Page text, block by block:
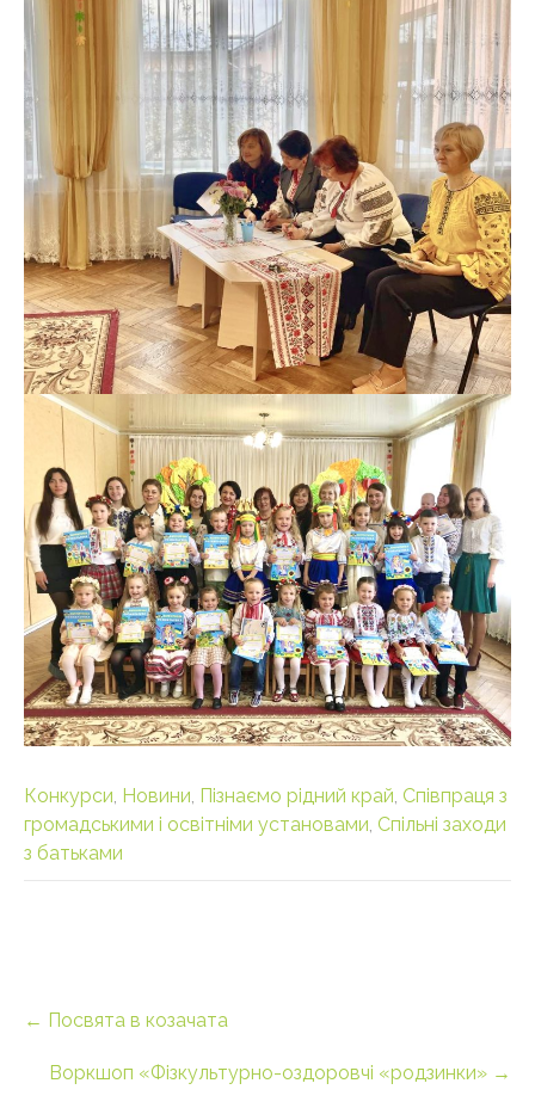
Конкурси Новини Пізнаємо рідний край Співпраця з
громадськими і освітніми установами Спільні заходи
з батьками
Post
navigation
← Посвята в козачата
Воркшоп «Фізкультурно-оздоровчі «родзинки» →